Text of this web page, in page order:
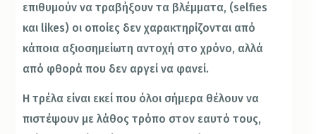
επιθυμούν να τραβήξουν τα βλέμματα, (selfies
και likes) οι οποίες δεν χαρακτηρίζονται από
κάποια αξιοσημείωτη αντοχή στο χρόνο, αλλά
από φθορά που δεν αργεί να φανεί.
Η τρέλα είναι εκεί που όλοι σήμερα θέλουν να
πιστέψουν με λάθος τρόπο στον εαυτό τους,